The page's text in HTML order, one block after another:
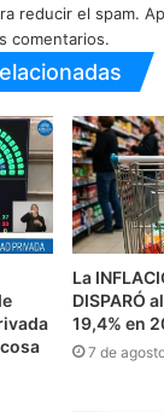
reducir el spam.
comentarios.
La
DISPARÓ
19,4% en
7 de